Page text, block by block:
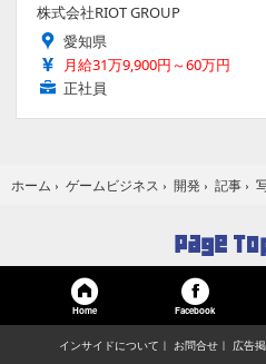
株式会社RIOT GROUP
愛知県
月給31万9,900円～60万円
正社員
ホーム › ゲームビジネス › 開発 › 記事 ›
Home Facebook
インサイドについて お問合せ 広告